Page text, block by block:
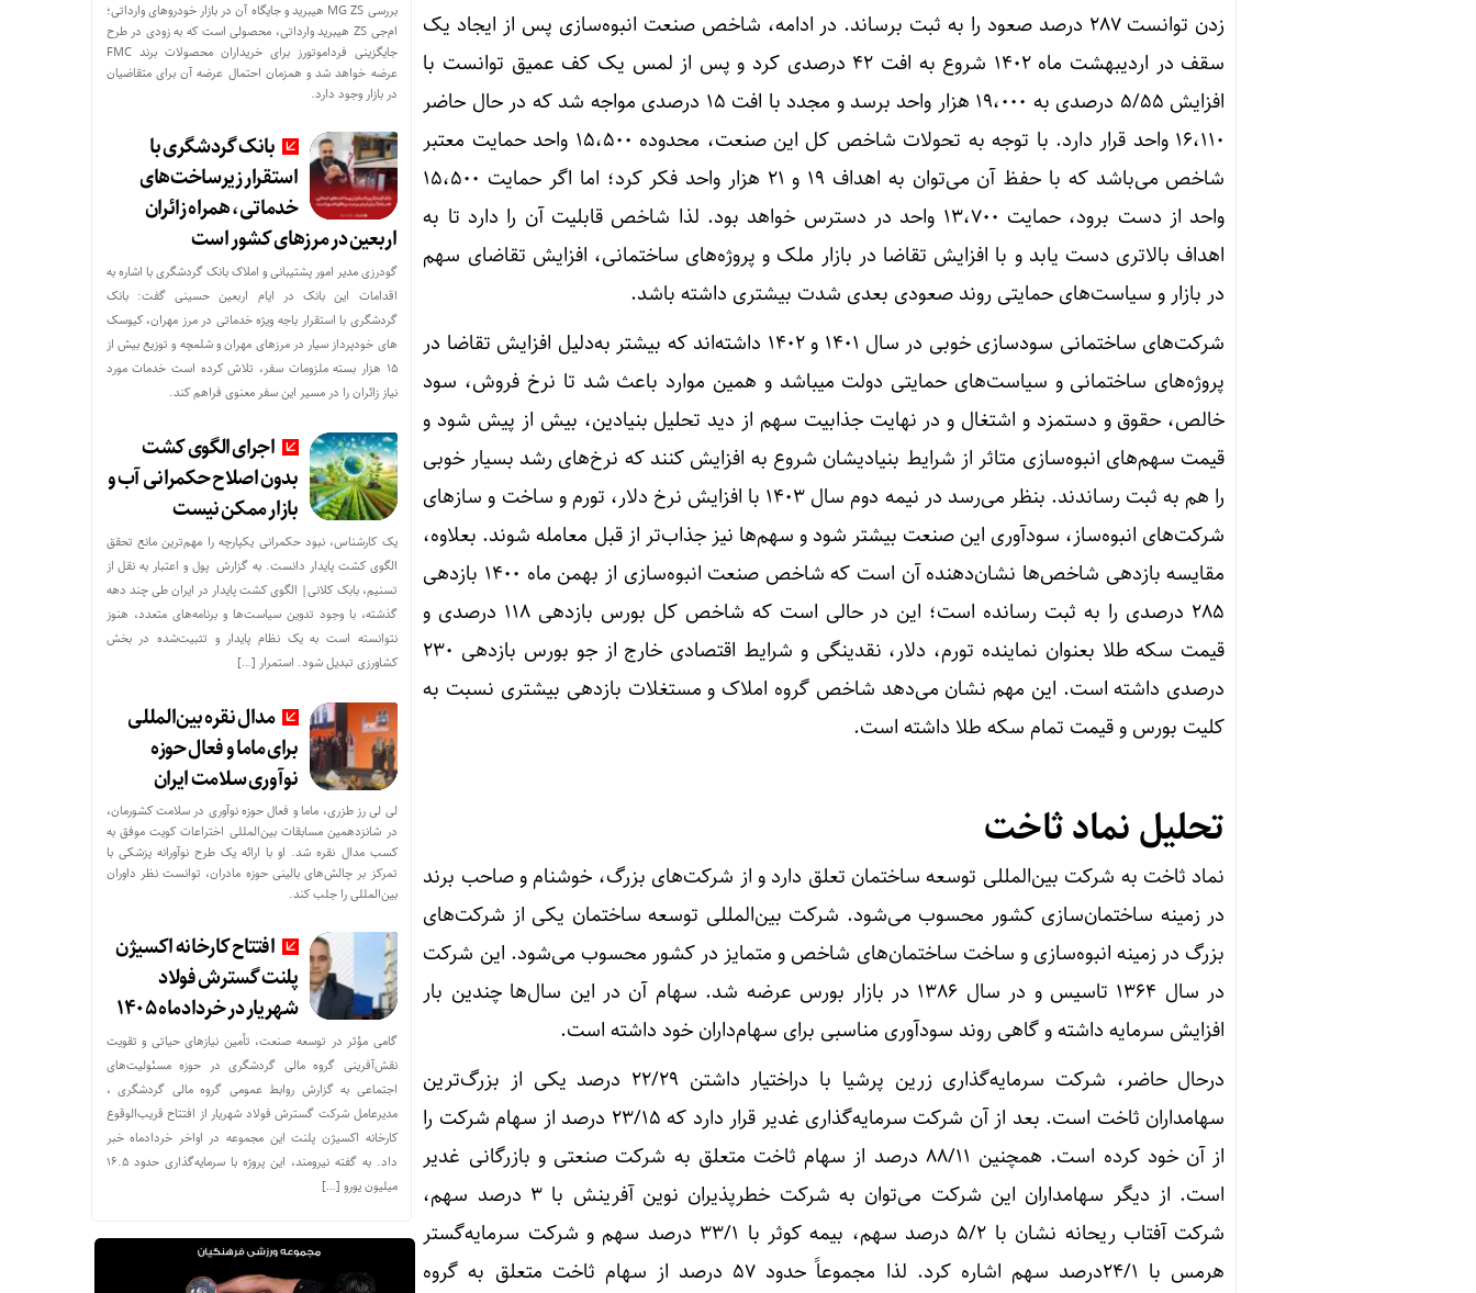
زدن توانست ۲۸۷ درصد صعود را به ثبت برساند. در ادامه، شاخص صنعت انبوه‌سازی پس از ایجاد یک
سقف در اردیبهشت ماه ۱۴۰۲ شروع به افت ۴۲ درصدی کرد و پس از لمس یک کف عمیق توانست با
افزایش ۵/۵۵ درصدی به ۱۹،۰۰۰ هزار واحد برسد و مجدد با افت ۱۵ درصدی مواجه شد که در حال حاضر
۱۶،۱۱۰ واحد قرار دارد. با توجه به تحولات شاخص کل این صنعت، محدوده ۱۵،۵۰۰ واحد حمایت معتبر
شاخص می‌باشد که با حفظ آن می‌توان به اهداف ۱۹ و ۲۱ هزار واحد فکر کرد؛ اما اگر حمایت ۱۵،۵۰۰
واحد از دست برود، حمایت ۱۳،۷۰۰ واحد در دسترس خواهد بود. لذا شاخص قابلیت آن را دارد تا به
اهداف بالاتری دست یابد و با افزایش تقاضا در بازار ملک و پروژه‌های ساختمانی، افزایش تقاضای سهم
در بازار و سیاست‌های حمایتی روند صعودی بعدی شدت بیشتری داشته باشد.
شرکت‌های ساختمانی سودسازی خوبی در سال ۱۴۰۱ و ۱۴۰۲ داشته‌اند که بیشتر به‌دلیل افزایش تقاضا در
پروژه‌های ساختمانی و سیاست‌های حمایتی دولت میباشد و همین موارد باعث شد تا نرخ فروش، سود
خالص، حقوق و دستمزد و اشتغال و در نهایت جذابیت سهم از دید تحلیل بنیادین، بیش از پیش شود و
قیمت سهم‌های انبوه‌سازی متاثر از شرایط بنیادیشان شروع به افزایش کنند که نرخ‌های رشد بسیار خوبی
را هم به ثبت رساندند. بنظر می‌رسد در نیمه دوم سال ۱۴۰۳ با افزایش نرخ دلار، تورم و ساخت و سازهای
شرکت‌های انبوه‌ساز، سودآوری این صنعت بیشتر شود و سهم‌ها نیز جذاب‌تر از قبل معامله شوند. بعلاوه،
مقایسه بازدهی شاخص‌ها نشان‌دهنده آن است که شاخص صنعت انبوه‌سازی از بهمن ماه ۱۴۰۰ بازدهی
۲۸۵ درصدی را به ثبت رسانده است؛ این در حالی است که شاخص کل بورس بازدهی ۱۱۸ درصدی و
قیمت سکه طلا بعنوان نماینده تورم، دلار، نقدینگی و شرایط اقتصادی خارج از جو بورس بازدهی ۲۳۰
درصدی داشته است. این مهم نشان می‌دهد شاخص گروه املاک و مستغلات بازدهی بیشتری نسبت به
کلیت بورس و قیمت تمام سکه طلا داشته است.
تحلیل نماد ثاخت
نماد ثاخت به شرکت بین‌المللی توسعه ساختمان تعلق دارد و از شرکت‌های بزرگ، خوشنام و صاحب برند
در زمینه ساختمان‌سازی کشور محسوب می‌شود. شرکت بین‌المللی توسعه ساختمان یکی از شرکت‌های
بزرگ در زمینه انبوه‌سازی و ساخت ساختمان‌های شاخص و متمایز در کشور محسوب می‌شود. این شرکت
در سال ۱۳۶۴ تاسیس و در سال ۱۳۸۶ در بازار بورس عرضه شد. سهام آن در این سال‌ها چندین بار
افزایش سرمایه داشته و گاهی روند سودآوری مناسبی برای سهام‌داران خود داشته است.
درحال حاضر، شرکت سرمایه‌گذاری زرین پرشیا با دراختیار داشتن ۲۲/۲۹ درصد یکی از بزرگ‌ترین
سهامداران ثاخت است. بعد از آن شرکت سرمایه‌گذاری غدیر قرار دارد که ۲۳/۱۵ درصد از سهام شرکت را
از آن خود کرده است. همچنین ۸۸/۱۱ درصد از سهام ثاخت متعلق به شرکت صنعتی و بازرگانی غدیر
است. از دیگر سهامداران این شرکت می‌توان به شرکت خطرپذیران نوین آفرینش با ۳ درصد سهم،
شرکت آفتاب ریحانه نشان با ۵/۲ درصد سهم، بیمه کوثر با ۳۳/۱ درصد سهم و شرکت سرمایه‌گستر
هرمس با ۲۴/۱درصد سهم اشاره کرد. لذا مجموعاً حدود ۵۷ درصد از سهام ثاخت متعلق به گروه
بررسی MG ZS هیبرید و جایگاه آن در بازار خودروهای وارداتی؛
ام‌جی ZS هیبرید وارداتی، محصولی است که به زودی در طرح
جایگزینی فرداموتورز برای خریداران محصولات برند FMC
عرضه خواهد شد و همزمان احتمال عرضه آن برای متقاضیان
در بازار وجود دارد.
بانک گردشگری با
استقرار زیرساخت‌های
خدماتی، همراه زائران
اربعین در مرزهای کشور است
گودرزی مدیر امور پشتیبانی و املاک بانک گردشگری با اشاره به
اقدامات این بانک در ایام اربعین حسینی گفت: بانک
گردشگری با استقرار باجه ویژه خدماتی در مرز مهران، کیوسک
های خودپرداز سیار در مرزهای مهران و شلمچه و توزیع بیش از
۱۵ هزار بسته ملزومات سفر، تلاش کرده است خدمات مورد
نیاز زائران را در مسیر این سفر معنوی فراهم کند.
اجرای الگوی کشت
بدون اصلاح حکمرانی آب و
بازار ممکن نیست
یک کارشناس، نبود حکمرانی یکپارچه را مهم‌ترین مانع تحقق
الگوی کشت پایدار دانست. به گزارش پول و اعتبار به نقل از
تسنیم، بابک کلانی| الگوی کشت پایدار در ایران طی چند دهه
گذشته، با وجود تدوین سیاست‌ها و برنامه‌های متعدد، هنوز
نتوانسته است به یک نظام پایدار و تثبیت‌شده در بخش
کشاورزی تبدیل شود. استمرار […]
مدال نقره بین‌المللی
برای ماما و فعال حوزه
نوآوری سلامت ایران
لی لی رز طزری، ماما و فعال حوزه نوآوری در سلامت کشورمان،
در شانزدهمین مسابقات بین‌المللی اختراعات کویت موفق به
کسب مدال نقره شد. او با ارائه یک طرح نوآورانه پزشکی با
تمرکز بر چالش‌های بالینی حوزه مادران، توانست نظر داوران
بین‌المللی را جلب کند.
افتتاح کارخانه اکسیژن
پلنت گسترش فولاد
شهریار در خردادماه ۱۴۰۵
گامی مؤثر در توسعه صنعت، تأمین نیازهای حیاتی و تقویت
نقش‌آفرینی گروه مالی گردشگری در حوزه مسئولیت‌های
اجتماعی به گزارش روابط عمومی گروه مالی گردشگری ،
مدیرعامل شرکت گسترش فولاد شهریار از افتتاح قریب‌الوقوع
کارخانه اکسیژن پلنت این مجموعه در اواخر خردادماه خبر
داد. به گفته نیرومند، این پروژه با سرمایه‌گذاری حدود ۱۶.۵
میلیون یورو […]